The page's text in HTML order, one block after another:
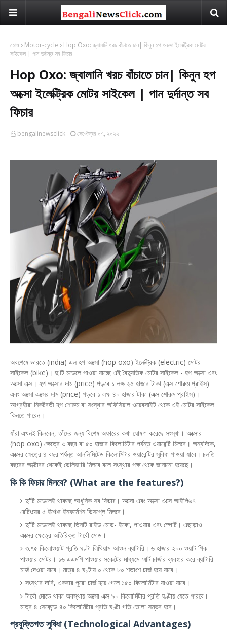
হোম Motor-cycle
Hop Oxo: জ্বালানি খরচ বাঁচাতে চান| কিনুন হপ অক্সো ইলেক্ট্রিক মোটর
সাইকেল | পান দুর্দান্ত সব ফিচার
Hop Oxo: জ্বালানি খরচ বাঁচাতে চান| কিনুন হপ
অক্সো ইলেক্ট্রিক মোটর সাইকেল | পান দুর্দান্ত সব
ফিচার
bengalinewsclick সেপ্টেম্বর ০৭, ২০২২
অবশেষে ভারতে (india) এল হপ অক্সো (hop oxo) ইলেক্ট্রিক (electric) মোটর
সাইকেল (bike)। দু'টি মডেলে পাওয়া যাচ্ছে এই বৈদ্যুতিক মোটর সাইকেল - হপ অক্সো এবং
অক্সো এক্স। হপ অক্সোর দাম (price) পড়বে ১ লক্ষ ২৫ হাজার টাকা (এক্স শোরুম প্রাইস)
এবং অক্সো এক্সের দাম (price) পড়বে ১ লক্ষ ৪০ হাজার টাকা (এক্স শোরুম প্রাইস)।
আগ্রহীরা নিকটবর্তী হপ শোরুম বা সংস্থার অফিসিয়াল ওয়েবসাইট থেকে এই মোটর সাইকেল
কিনতে পারেন।
যাঁরা এখনই কিনবেন, তাঁদের জন্য বিশেষ অফারের কথা ঘোষণা করেছে সংস্থা। অক্সোর
(hop oxo) ক্ষেত্রে ৩ বছর বা ৫০ হাজার কিলোমিটার পর্যন্ত ওয়ারেন্টি মিলবে। অন্যদিকে,
এক্সের ক্ষেত্রে ৪ বছর পর্যন্ত আনলিমিটেড কিলোমিটার ওয়ারেন্টির সুবিধা পাওয়া যাবে। চলতি
বছরের অক্টোবর থেকেই ডেলিভারি মিলবে বলে সংস্থার পক্ষ থেকে জানানো হয়েছে।
কি কি ফিচার মিলবে? (What are the features?)
দু'টি মডেলেই থাকছে আধুনিক সব ফিচার। অক্সো এবং অক্সো এক্সে আইপি৬৭
রেটিংয়ের ৫ ইঞ্চের ইনফর্মেশন ডিসপ্লে মিলবে।
দু'টি মডেলেই থাকছে তিনটি রাইড মোড- ইকো, পাওয়ার এবং স্পোর্ট। এছাড়াও
এক্সের ক্ষেত্রে অতিরিক্ত টার্বো মোড।
৩.৭৫ কিলোওয়াট প্রতি ঘণ্টা লিথিয়াম-আওন ব্যাটারি। ৬ হাজার ২০০ ওয়াট পিক
পাওয়ার মোটর। ১৬ এএমপি পাওয়ার সকেটের মাধ্যমে স্মার্ট চার্জার ব্যবহার করে ব্যাটারি
চার্জ দেওয়া যাবে। মাত্র ৪ ঘণ্টায় ০ থেকে ৮০ শতাংশ চার্জ হয়ে যাবে।
সংস্থার দাবি, একবার পুরো চার্জ হয়ে গেলে ১৫০ কিলোমিটার যাওয়া যাবে।
টার্বো মোডে থাকা অবস্থায় অক্সো এক্স ৯০ কিলোমিটার প্রতি ঘণ্টায় যেতে পারবে।
মাত্র ৪ সেকেন্ডে ৪০ কিলোমিটার প্রতি ঘণ্টা গতি তোলা সম্ভব হবে।
প্রযুক্তিগত সুবিধা (Technological Advantages)